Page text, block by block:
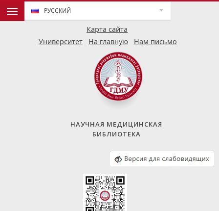
Карта сайта
РУССКИЙ
Университет На главную Нам письмо
НАУЧНАЯ МЕДИЦИНСКАЯ
БИБЛИОТЕКА